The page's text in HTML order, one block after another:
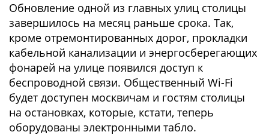
Обновление одной из главных улиц столицы
завершилось на месяц раньше срока. Так,
кроме отремонтированных дорог, прокладки
кабельной канализации и энергосберегающих
фонарей на улице появился доступ к
беспроводной связи. Общественный Wi-Fi
будет доступен москвичам и гостям столицы
на остановках, которые, кстати, теперь
оборудованы электронными табло.